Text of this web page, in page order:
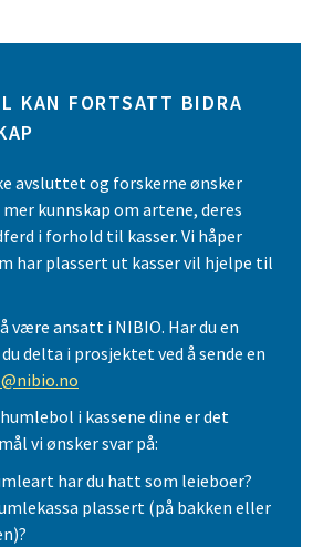
KAN FORTSATT BIDRA
avsluttet og forskerne ønsker
kunnskap om artene, deres
i forhold til kasser. Vi håper
har plassert ut kasser vil hjelpe til
være ansatt i NIBIO. Har du en
delta i prosjektet ved å sende en
i kassene dine er det
vi ønsker svar på:
har du hatt som leieboer?
plassert (på bakken eller